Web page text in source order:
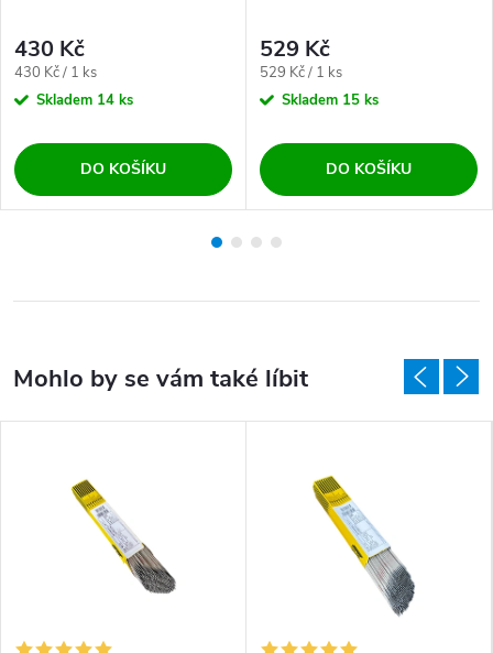
430 Kč
Měrná cena:
430 Kč / 1 ks
Skladem 14 ks
DO KOŠÍKU
529 Kč
Měrná cena:
529 Kč / 1 ks
Skladem 15 ks
DO KOŠÍKU